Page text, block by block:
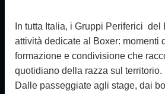
In tutta Italia, i Gruppi Periferici del
attività dedicate al Boxer: momenti
formazione e condivisione che
quotidiano della razza sul territorio.
Dalle passeggiate agli stage, dai